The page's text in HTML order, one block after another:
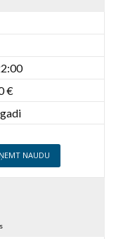
€
NAUDU